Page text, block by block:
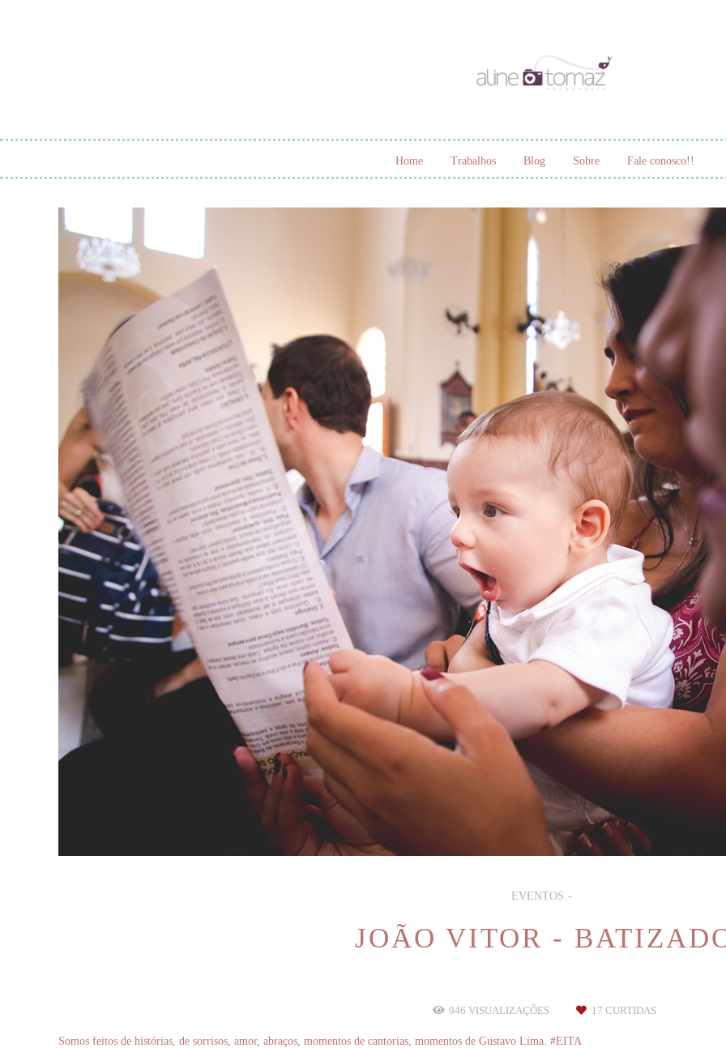
Home Trabalhos Blog Sobre Fale conosco!!
EVENTOS
JOÃO VITOR -
946 VISUALIZAÇÕES 17 CURTIDAS
Somos feitos de histórias, de sorrisos, amor, abraços, momentos de cantorias, momentos de Gustavo Lima. #EITA